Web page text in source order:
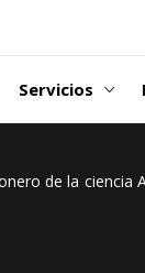
Servicios
de la ciencia